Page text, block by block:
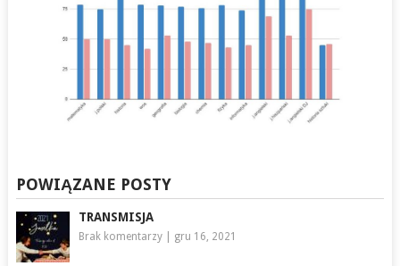
POWIĄZANE POSTY
TRANSMISJA
Brak komentarzy| gru 16, 2021